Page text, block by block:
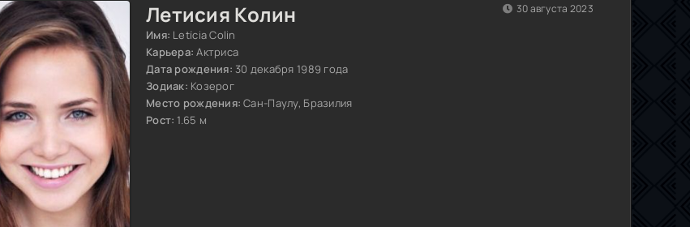
Летисия Колин
Имя: Letícia Colin
Карьера: Актриса
Дата рождения: 30 декабря 1989 года
Зодиак: Козерог
Место рождения: Сан-Паулу, Бразилия
Рост: 1.65 м
30 августа 2023